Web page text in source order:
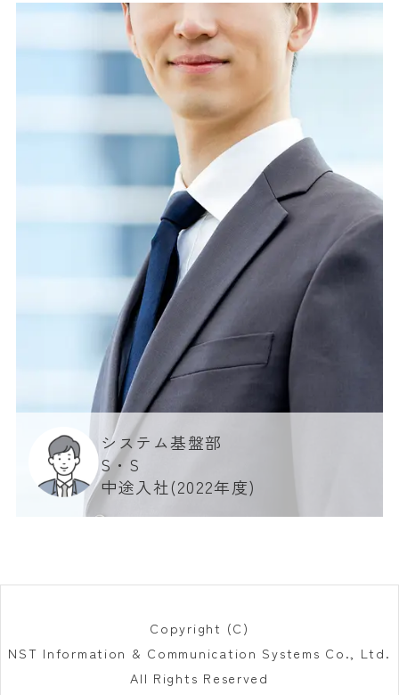
システム基盤部
S・S
中途入社(2022年度)
Copyright (C)
NST Information & Communication Systems Co., Ltd.
All Rights Reserved